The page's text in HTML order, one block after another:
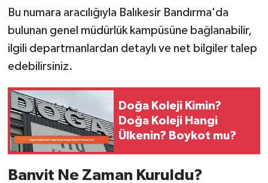
Bu numara aracılığıyla Balıkesir Bandırma'da
bulunan genel müdürlük kampüsüne bağlanabilir,
ilgili departmanlardan detaylı ve net bilgiler talep
edebilirsiniz.
Doğa Koleji Kimin?
Doğa Koleji Hangi
Ülkenin? Boykot mu?
Banvit Ne Zaman Kuruldu?